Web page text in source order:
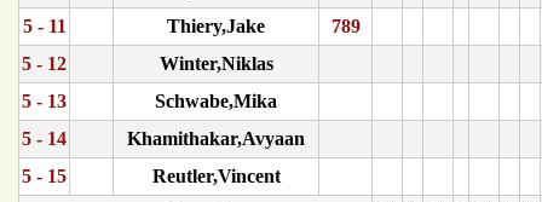
5 - 11
Thiery,Jake
789
5 - 12
Winter,Niklas
5 - 13
Schwabe,Mika
5 - 14
Khamithakar,Avyaan
5 - 15
Reutler,Vincent